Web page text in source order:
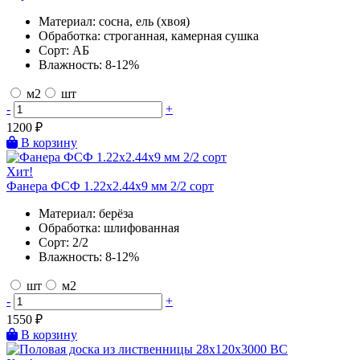
Материал: сосна, ель (хвоя)
Обработка: строганная, камерная сушка
Сорт: АБ
Влажность: 8-12%
м2
шт
-
+
1200 ₽
В корзину
Хит!
Фанера ФСФ 1.22х2.44х9 мм 2/2 сорт
Материал: берёза
Обработка: шлифованная
Сорт: 2/2
Влажность: 8-12%
шт
м2
-
+
1550 ₽
В корзину